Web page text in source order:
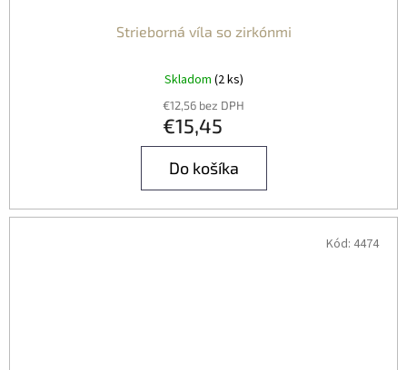
Strieborná víla so zirkónmi
Skladom (2 ks)
€12,56 bez DPH
€15,45
Do košíka
Kód: 4474